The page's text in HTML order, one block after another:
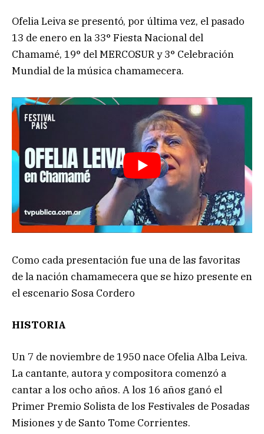
Ofelia Leiva se presentó, por última vez, el pasado
13 de enero en la 33° Fiesta Nacional del
Chamamé, 19° del MERCOSUR y 3° Celebración
Mundial de la música chamamecera.
Como cada presentación fue una de las favoritas
de la nación chamamecera que se hizo presente en
el escenario Sosa Cordero
HISTORIA
Un 7 de noviembre de 1950 nace Ofelia Alba Leiva.
La cantante, autora y compositora comenzó a
cantar a los ocho años. A los 16 años ganó el
Primer Premio Solista de los Festivales de Posadas
Misiones y de Santo Tome Corrientes.